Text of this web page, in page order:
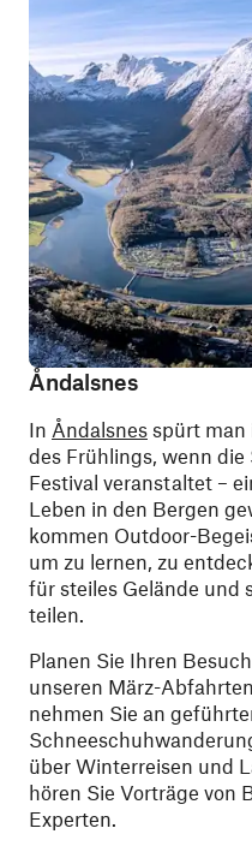
Åndalsnes
In Åndalsnes spürt man
des Frühlings, wenn
Festival veranstaltet –
Leben in den Bergen
kommen Outdoor-
um zu lernen, zu
für steiles Gelände und
teilen.
Planen Sie Ihren
unseren März-
nehmen Sie an
über Winterreisen und
hören Sie Vorträge von
Experten.